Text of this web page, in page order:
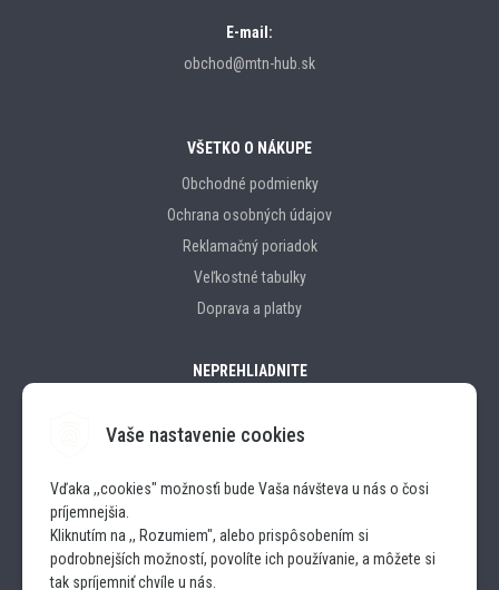
Vaše nastavenie cookies
Vďaka ,,cookies" možnosťi bude Vaša návšteva u nás o čosi
príjemnejšia.
Kliknutím na ,, Rozumiem", alebo prispôsobením si
podrobnejších možností, povolíte ich používanie, a môžete si
tak spríjemniť chvíle u nás.
E-mail:
obchod@mtn-hub.sk
VŠETKO O NÁKUPE
Obchodné podmienky
Ochrana osobných údajov
Reklamačný poriadok
Veľkostné tabulky
Doprava a platby
NEPREHLIADNITE
INSTAGRAM